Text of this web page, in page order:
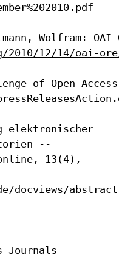
2010/12/14/oai-
elektronischer
--
13(4),